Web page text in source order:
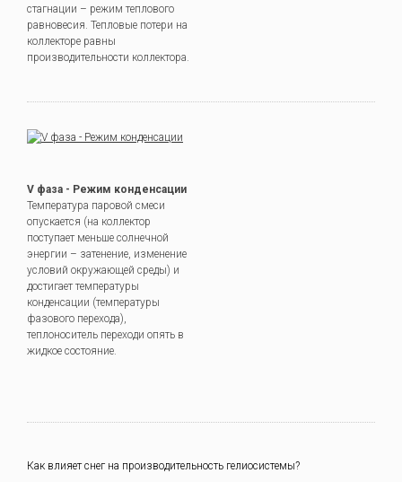
стагнации – режим теплового
равновесия. Тепловые потери на
коллекторе равны
производительности коллектора.
V фаза - Режим конденсации
Температура паровой смеси
опускается (на коллектор
поступает меньше солнечной
энергии – затенение, изменение
условий окружающей среды) и
достигает температуры
конденсации (температуры
фазового перехода),
теплоноситель переходи опять в
жидкое состояние.
Как влияет снег на производительность гелиосистемы?